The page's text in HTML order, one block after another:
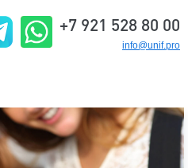
+7 921 528 80 00
info@unif.pro